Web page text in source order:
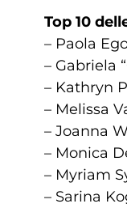
Top 10
– Paola
– Gabriela
– Kathryn
– Melissa
– Joanna
– Monica
– Myriam
– Sarina